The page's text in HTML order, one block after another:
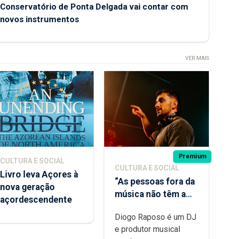
Conservatório de Ponta Delgada vai contar com
novos instrumentos
VER MAIS
CULTURA E SOCIAL
Livro leva Açores à
nova geração
açordescendente
Premium
CULTURA E SOCIAL
“As pessoas fora da
música não têm a
difícil é produzir
uma música”
Diogo Raposo é um DJ
e produtor musical